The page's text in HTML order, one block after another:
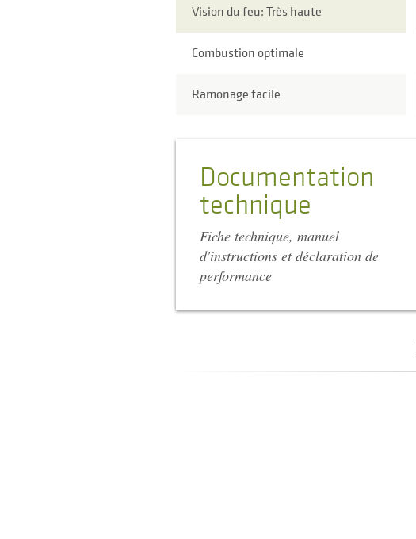
Vision du feu: Très haute
Combustion optimale
Ramonage facile
Documentation
technique
Fiche technique, manuel
d'instructions et déclaration de
performance